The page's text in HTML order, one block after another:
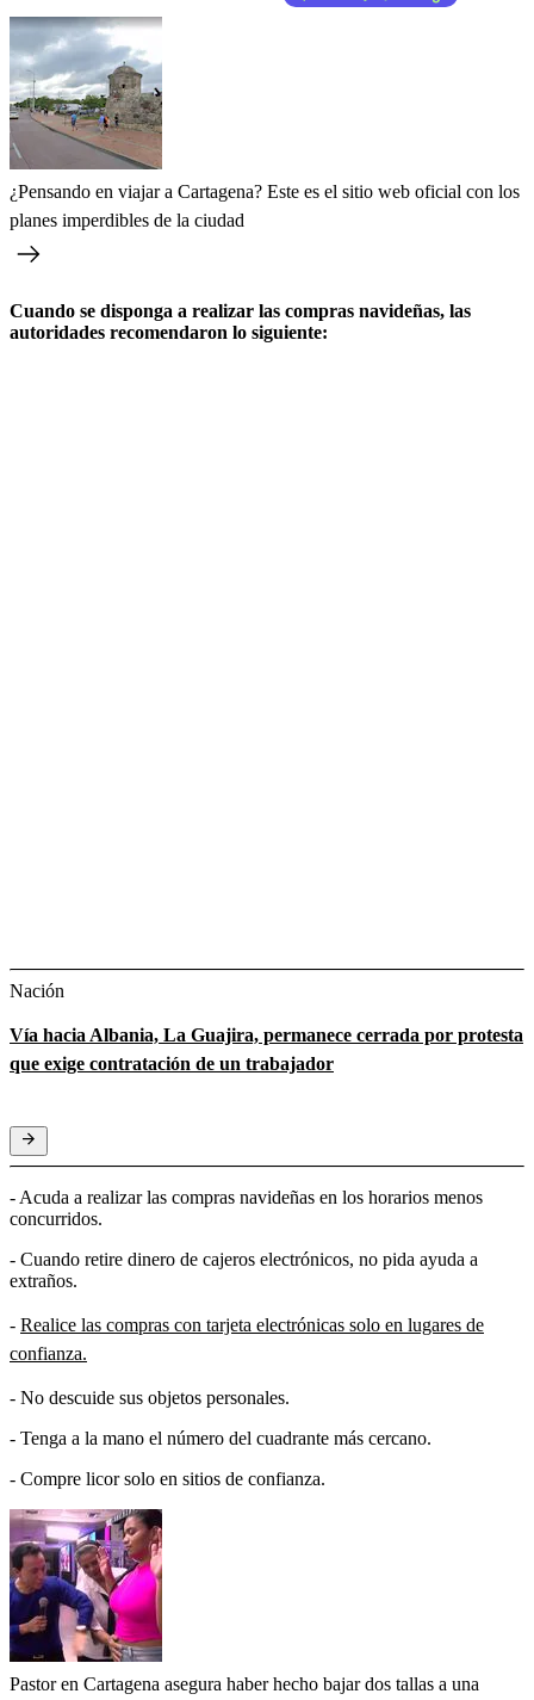
¿Pensando en viajar a Cartagena? Este es el sitio web oficial con los
planes imperdibles de la ciudad
Cuando se disponga a realizar las compras navideñas, las
autoridades recomendaron lo siguiente:
Nación
Vía hacia Albania, La Guajira, permanece cerrada por protesta
que exige contratación de un trabajador
- Acuda a realizar las compras navideñas en los horarios menos
concurridos.
- Cuando retire dinero de cajeros electrónicos, no pida ayuda a
extraños.
- Realice las compras con tarjeta electrónicas solo en lugares de
confianza.
- No descuide sus objetos personales.
- Tenga a la mano el número del cuadrante más cercano.
- Compre licor solo en sitios de confianza.
Pastor en Cartagena asegura haber hecho bajar dos tallas a una